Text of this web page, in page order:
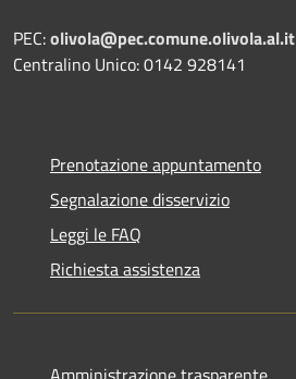
PEC:olivola@pec.comune.olivola.al.it
Centralino Unico: 0142 928141
Prenotazione appuntamento
Segnalazione disservizio
Leggi le FAQ
Richiesta assistenza